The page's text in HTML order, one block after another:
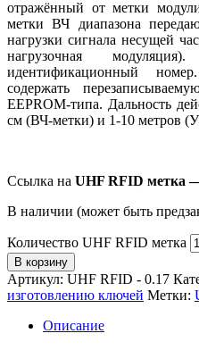
отражённый от метки
метки ВЧ диапазона
нагрузки сигнала несущей
нагрузочная
идентификационный
содержать
EEPROM-типа. Дальность
см (ВЧ-метки) и 1-10 метров
Ссылка на UHF RFID метка
В наличии (может быть
Количество UHF RFID метка
В корзину
Артикул: UHF RFID - 0.17
изготовлению ключей Метки:
Описание